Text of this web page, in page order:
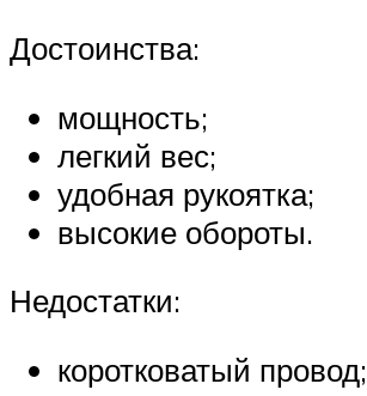
Достоинства:
мощность;
легкий вес;
удобная рукоятка;
высокие обороты.
Недостатки:
коротковатый провод;